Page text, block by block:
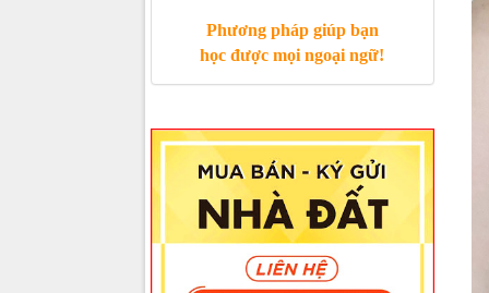
Phương pháp giúp bạn
học được mọi ngoại ngữ!